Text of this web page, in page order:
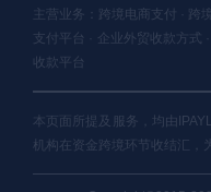
主营业务：跨境电商支付 · 跨
支付平台 · 企业外贸收款方式
收款平台
本页面所提及服务，均由
机构在资金跨境环节收结汇，